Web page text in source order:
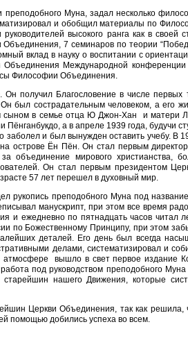
Муна, задал несколько
и обобщил материалы по
высокого ранга как в своей
7 семинаров по теории
вклад в науку о воспитании с
Международной конференции
Философии Объединения.
Он получил Благословение в числе
был сострадательным человеком, а его
сыном в семье отца Ю Джон-Хан и матери
а в апреле 1939 года, будучи
и был вынужден оставить учебу. В
острове Ён Пён. Он стал первым
объединение мирового христианства,
Он стал первым президентом
57 лет перешел в духовный мир.
рукопись преподобного Муна под
манускрипт, при этом все время
и ежедневно по пятнадцать часов читал
по Божественному Принципу, при этом
деталей. Его день был всегда
делами, систематизировал и
вышло в свет первое издание
под руководством преподобного
нашего Движения, которые
Церкви Объединения, так как решила,
помощью добились успеха во всем.